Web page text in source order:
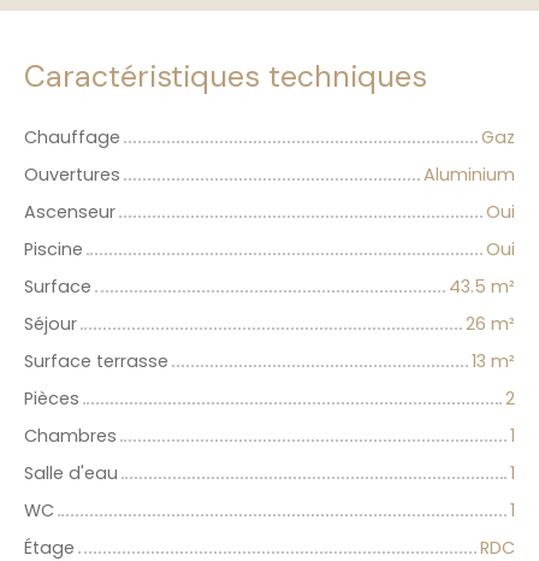
Caractéristiques techniques
Chauffage
Gaz
Ouvertures
Aluminium
Ascenseur
Oui
Piscine
Oui
Surface
43.5 m²
Séjour
26 m²
Surface terrasse
13 m²
Pièces
2
Chambres
1
Salle d'eau
1
WC
1
Étage
RDC